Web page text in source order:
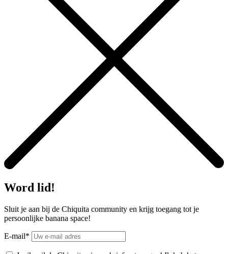
Word lid!
Sluit je aan bij de Chiquita community en krijg toegang tot je
persoonlijke banana space!
E-mail*